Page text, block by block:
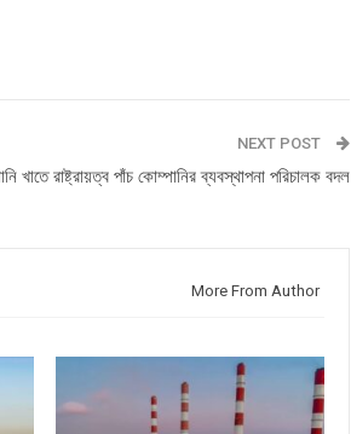
NEXT POST
খাতে রাষ্ট্রায়ত্ব পাঁচ কোম্পানির ব্যবস্থাপনা পরিচালক বদল
More From Author